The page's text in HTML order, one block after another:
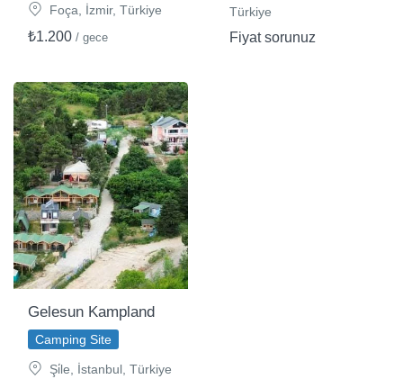
Foça, İzmir, Türkiye
₺1.200 / gece
Türkiye
Fiyat sorunuz
Gelesun Kampland
Camping Site
Şi̇le, İstanbul, Türkiye